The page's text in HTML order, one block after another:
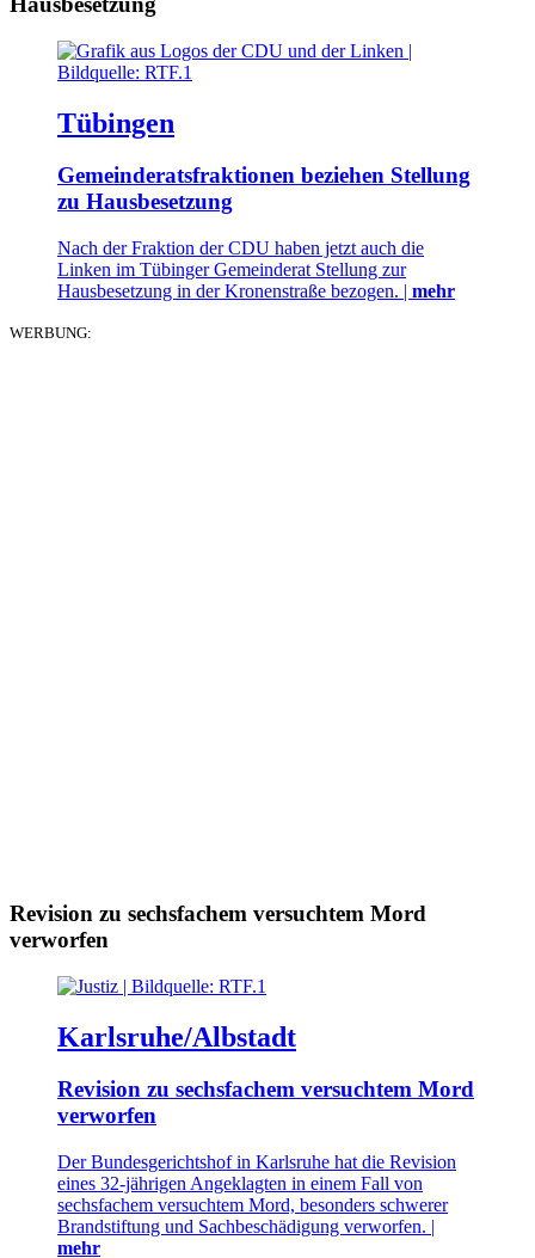
Tübingen
Gemeinderatsfraktionen beziehen Stellung
zu Hausbesetzung
Nach der Fraktion der CDU haben jetzt auch die
Linken im Tübinger Gemeinderat Stellung zur
Hausbesetzung in der Kronenstraße bezogen. | mehr
WERBUNG:
Revision zu sechsfachem versuchtem Mord
verworfen
Karlsruhe/Albstadt
Revision zu sechsfachem versuchtem Mord
verworfen
Der Bundesgerichtshof in Karlsruhe hat die Revision
eines 32-jährigen Angeklagten in einem Fall von
sechsfachem versuchtem Mord, besonders schwerer
Brandstiftung und Sachbeschädigung verworfen. |
mehr